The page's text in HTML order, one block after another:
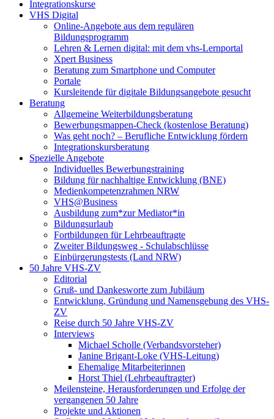
Integrationskurse
VHS Digital
Online-Angebote aus dem regulären
Bildungsprogramm
Lehren & Lernen digital: mit dem vhs-Lernportal
Xpert Business
Beratung zum Smartphone und Computer
Portale
Kursleitende für digitale Bildungsangebote gesucht
Beratung
Allgemeine Weiterbildungsberatung
Bewerbungsmappen-Check (kostenlose Beratung)
Was geht noch? – Berufliche Entwicklung fördern
Integrationskursberatung
Spezielle Angebote
Individuelles Bewerbungstraining
Bildung für nachhaltige Entwicklung (BNE)
Medienkompetenzrahmen NRW
VHS@Business
Ausbildung zum*zur Mediator*in
Bildungsurlaub
Fortbildungen für Lehrbeauftragte
Zweiter Bildungsweg - Schulabschlüsse
Einbürgerungstests (Land NRW)
50 Jahre VHS-ZV
Editorial
Gruß- und Dankesworte zum Jubiläum
Entwicklung, Gründung und Namensgebung des VHS-
ZV
Reise durch 50 Jahre VHS-ZV
Interviews
Michael Scholle (Verbandsvorsteher)
Janine Brigant-Loke (VHS-Leitung)
Ehemalige Mitarbeiterinnen
Horst Thiel (Lehrbeauftragter)
Meilensteine, Herausforderungen und Erfolge der
vergangenen 50 Jahre
Projekte und Aktionen